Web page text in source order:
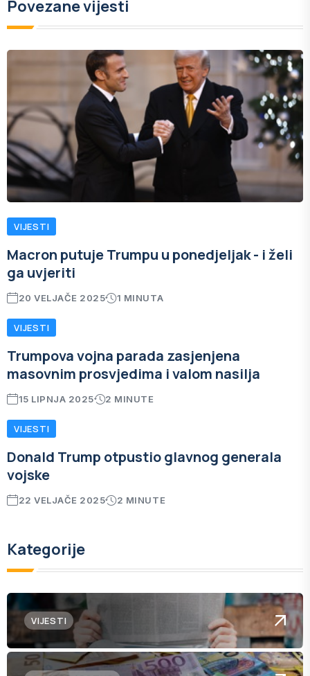
Povezane vijesti
VIJESTI
Macron putuje Trumpu u ponedjeljak - i želi
ga uvjeriti
20 VELJAČE 2025 1 MINUTA
VIJESTI
Trumpova vojna parada zasjenjena
masovnim prosvjedima i valom nasilja
15 LIPNJA 2025 2 MINUTE
VIJESTI
Donald Trump otpustio glavnog generala
vojske
22 VELJAČE 2025 2 MINUTE
Kategorije
VIJESTI